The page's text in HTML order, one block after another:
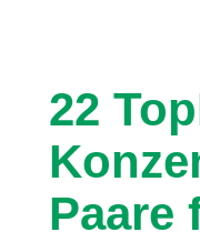
22
Paare